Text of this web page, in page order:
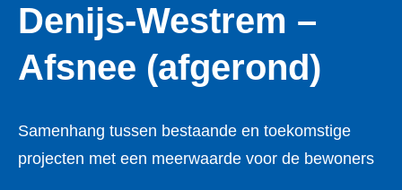
Denijs-Westrem –
Afsnee (afgerond)
Samenhang tussen bestaande en toekomstige
projecten met een meerwaarde voor de bewoners